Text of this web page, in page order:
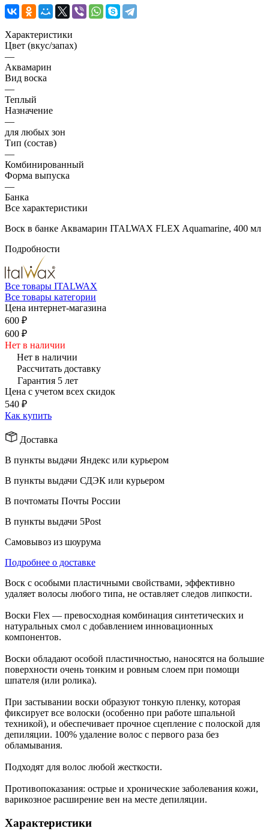
Характеристики
Цвет (вкус/запах)
—
Аквамарин
Вид воска
—
Теплый
Назначение
—
для любых зон
Тип (состав)
—
Комбинированный
Форма выпуска
—
Банка
Все характеристики
Воск в банке Аквамарин ITALWAX FLEX Aquamarine, 400 мл
Подробности
Все товары ITALWAX
Все товары категории
Цена интернет-магазина
600 ₽
600 ₽
Нет в наличии
Нет в наличии
Рассчитать доставку
Гарантия 5 лет
Цена с учетом всех скидок
540 ₽
Как купить
Доставка
В пункты выдачи Яндекс или курьером
В пункты выдачи СДЭК или курьером
В почтоматы Почты России
В пункты выдачи 5Post
Самовывоз из шоурума
Подробнее о доставке
Воск с особыми пластичными свойствами, эффективно
удаляет волосы любого типа, не оставляет следов липкости.
Воски Flex — превосходная комбинация синтетических и
натуральных смол с добавлением инновационных
компонентов.
Воски обладают особой пластичностью, наносятся на большие
поверхности очень тонким и ровным слоем при помощи
шпателя (или ролика).
При застывании воски образуют тонкую пленку, которая
фиксирует все волоски (особенно при работе шпальной
техникой), и обеспечивает прочное сцепление с полоской для
депиляции. 100% удаление волос с первого раза без
обламывания.
Подходят для волос любой жесткости.
Противопоказания: острые и хронические заболевания кожи,
варикозное расширение вен на месте депиляции.
Характеристики